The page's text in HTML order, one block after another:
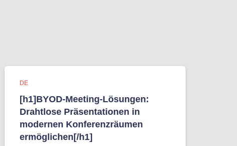
DE
[h1]BYOD-Meeting-Lösungen:
Drahtlose Präsentationen in
modernen Konferenzräumen
ermöglichen[/h1]